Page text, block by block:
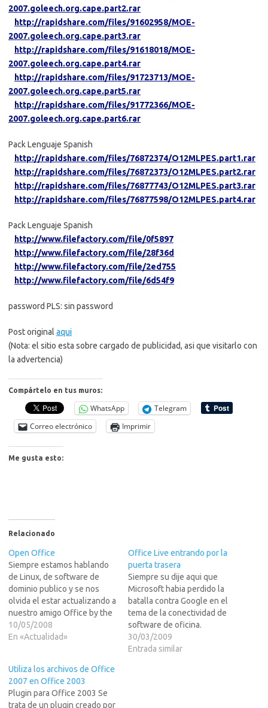
2007.goleech.org.cape.part2.rar
http://rapidshare.com/files/91602958/MOE-
2007.goleech.org.cape.part3.rar
http://rapidshare.com/files/91618018/MOE-
2007.goleech.org.cape.part4.rar
http://rapidshare.com/files/91723713/MOE-
2007.goleech.org.cape.part5.rar
http://rapidshare.com/files/91772366/MOE-
2007.goleech.org.cape.part6.rar
Pack Lenguaje Spanish
http://rapidshare.com/files/76872374/O12MLPES.part1.rar
http://rapidshare.com/files/76872373/O12MLPES.part2.rar
http://rapidshare.com/files/76877743/O12MLPES.part3.rar
http://rapidshare.com/files/76877598/O12MLPES.part4.rar
Pack Lenguaje Spanish
http://www.filefactory.com/file/0f5897
http://www.filefactory.com/file/28f36d
http://www.filefactory.com/file/2ed755
http://www.filefactory.com/file/6d54f9
password PLS: sin password
Post original aqui
(Nota: el sitio esta sobre cargado de publicidad, asi que visitarlo con
la advertencia)
Compártelo en tus muros:
WhatsApp
Telegram
Correo electrónico
Imprimir
Me gusta esto:
Relacionado
Open Office
Siempre estamos hablando
de Linux, de software de
dominio publico y se nos
olvida el estar actualizando a
nuestro amigo Office by the
face, OpenOffice.org.Para
el/la que no lo sepa esta es
de M$oft, y ademas es
totalmente gratuita.…
10/05/2008
En «Actualidad»
Office Live entrando por la
puerta trasera
Siempre su dije aqui que
Microsoft habia perdido la
batalla contra Google en el
tema de la conectividad de
software de oficina.
Microsoft, lo intento y lo
intento hasta cansarse pero
30/03/2009
Entrada similar
Utiliza los archivos de Office
2007 en Office 2003
Plugin para Office 2003 Se
trata de un plugin creado por